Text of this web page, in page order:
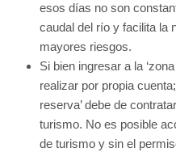
esos días no son
caudal del río y facilita la
mayores riesgos.
Si bien ingresar a la
realizar por propia
reserva’ debe de
turismo. No es posible
de turismo y sin el